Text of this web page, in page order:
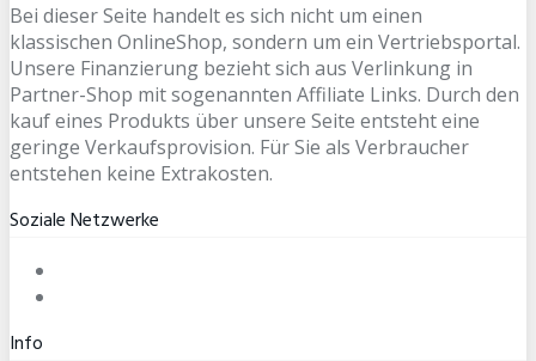
Bei dieser Seite handelt es sich nicht um einen
klassischen OnlineShop, sondern um ein Vertriebsportal.
Unsere Finanzierung bezieht sich aus Verlinkung in
Partner-Shop mit sogenannten Affiliate Links. Durch den
kauf eines Produkts über unsere Seite entsteht eine
geringe Verkaufsprovision. Für Sie als Verbraucher
entstehen keine Extrakosten.
Soziale Netzwerke
Info